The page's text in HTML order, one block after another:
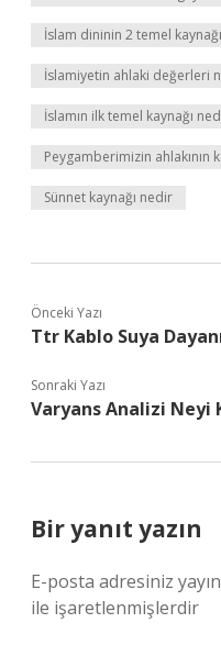
İslam dininin 2 temel
İslamiyetin ahlaki değerleri
İslamın ilk temel kaynağı
Peygamberimizin ahlakının
Sünnet kaynağı nedir
Önceki Yazı
Ttr Kablo Suya
Sonraki Yazı
Varyans Analizi Neyi
Bir yanıt yazın
E-posta adresiniz
ile işaretlenmişlerdir